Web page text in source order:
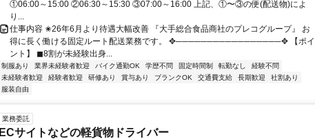
①06:00～15:00 ②06:30～15:30 ③07:00～16:00 上記、①〜③の便(配送物)によ
り...
仕事内容 ✬26年6月より待遇大幅改善 『大手総合食品商社のプレコグループ』 お
得に長く働ける固定ルート配送業務です。 ✥─────────────────✥ 【ポイ
ント】 ◼︎8割が未経験出身...
制服あり 業界未経験者歓迎 バイク通勤OK 学歴不問 固定時間制 転勤なし
経験不問
未経験者歓迎
経験者歓迎 研修あり 賞与あり ブランクOK 交通費支給 長期歓迎
社割あり
服装自由
業務委託
ECサイトなどの軽貨物ドライバー